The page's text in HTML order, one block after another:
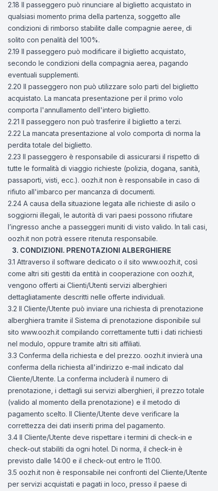
2.18 Il passeggero può rinunciare al biglietto acquistato in
qualsiasi momento prima della partenza, soggetto alle
condizioni di rimborso stabilite dalle compagnie aeree, di
solito con penalità del 100%.
2.19 Il passeggero può modificare il biglietto acquistato,
secondo le condizioni della compagnia aerea, pagando
eventuali supplementi.
2.20 Il passeggero non può utilizzare solo parti del biglietto
acquistato. La mancata presentazione per il primo volo
comporta l'annullamento dell'intero biglietto.
2.21 Il passeggero non può trasferire il biglietto a terzi.
2.22 La mancata presentazione al volo comporta di norma la
perdita totale del biglietto.
2.23 Il passeggero è responsabile di assicurarsi il rispetto di
tutte le formalità di viaggio richieste (polizia, dogana, sanità,
passaporti, visti, ecc.). oozh.it non è responsabile in caso di
rifiuto all'imbarco per mancanza di documenti.
2.24 A causa della situazione legata alle richieste di asilo o
soggiorni illegali, le autorità di vari paesi possono rifiutare
l’ingresso anche a passeggeri muniti di visto valido. In tali casi,
oozh.it non potrà essere ritenuta responsabile.
3. CONDIZIONI. PRENOTAZIONI ALBERGHIERE
3.1 Attraverso il software dedicato o il sito www.oozh.it, così
come altri siti gestiti da entità in cooperazione con oozh.it,
vengono offerti ai Clienti/Utenti servizi alberghieri
dettagliatamente descritti nelle offerte individuali.
3.2 Il Cliente/Utente può inviare una richiesta di prenotazione
alberghiera tramite il Sistema di prenotazione disponibile sul
sito www.oozh.it compilando correttamente tutti i dati richiesti
nel modulo, oppure tramite altri siti affiliati.
3.3 Conferma della richiesta e del prezzo. oozh.it invierà una
conferma della richiesta all'indirizzo e-mail indicato dal
Cliente/Utente. La conferma includerà il numero di
prenotazione, i dettagli sui servizi alberghieri, il prezzo totale
(valido al momento della prenotazione) e il metodo di
pagamento scelto. Il Cliente/Utente deve verificare la
correttezza dei dati inseriti prima del pagamento.
3.4 Il Cliente/Utente deve rispettare i termini di check-in e
check-out stabiliti da ogni hotel. Di norma, il check-in è
previsto dalle 14:00 e il check-out entro le 11:00.
3.5 oozh.it non è responsabile nei confronti del Cliente/Utente
per servizi acquistati e pagati in loco, presso il paese di